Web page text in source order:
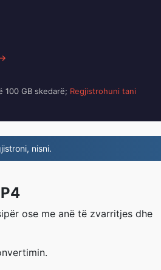
100 GB skedarë; Regjistrohuni tani
nisni.
ose me anë të zvarritjes dhe